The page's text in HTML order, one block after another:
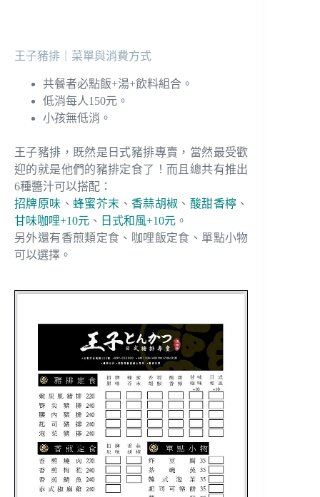
王子豬排｜菜單與消費方式
共餐者必點飯+湯+飲料組合。
低消每人150元。
小孩無低消。
王子豬排，既然是日式豬排專賣，當然最受歡
迎的就是他們的豬排定食了！而且總共有推出
6種醬汁可以搭配：
招牌原味 、 蜂蜜芥末 、 香蒜胡椒 、 酸甜香檸 、
甘味咖哩+10元 、 日式和風+10元 。
另外還有香煎類定食、咖哩飯定食、單點小物
可以選擇。